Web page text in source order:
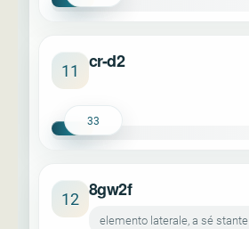
11 cr-d2
33
12 8gw2f
elemento laterale, a sé stante